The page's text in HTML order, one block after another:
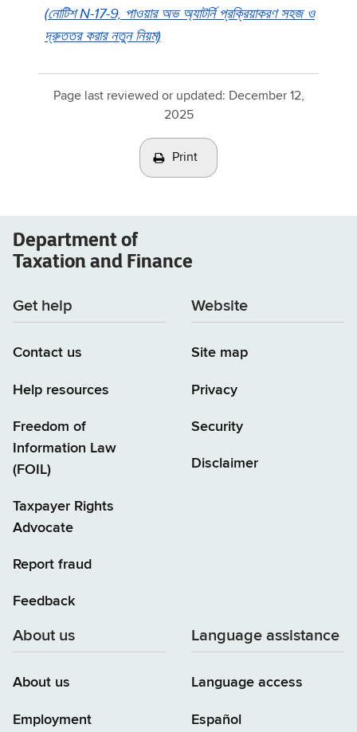
(নোটিশN-17-9, পাওয়ার অভ অ্যাটর্নি প্রক্রিয়াকরণ সহজ ও
দ্রুততর করার নতুন নিয়ম)
Page last reviewed or updated: December 12,
2025
Print
Department of
Taxation and Finance
Get help
Contact us
Help resources
Freedom of
Information Law
(FOIL)
Taxpayer Rights
Advocate
Report fraud
Feedback
Website
Site map
Privacy
Security
Disclaimer
About us
About us
Employment
Language assistance
Language access
Español